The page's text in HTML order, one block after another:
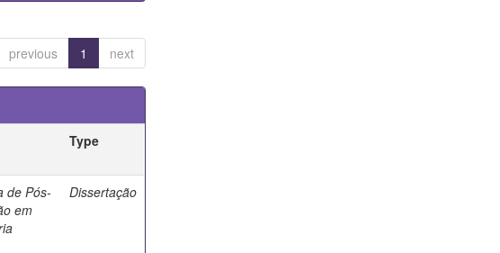
previous 1 next
Type
de Pós-
em
Dissertação